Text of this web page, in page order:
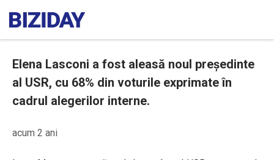
Elena Lasconi a fost aleasă noul președinte
al USR, cu 68% din voturile exprimate în
cadrul alegerilor interne.
acum 2 ani